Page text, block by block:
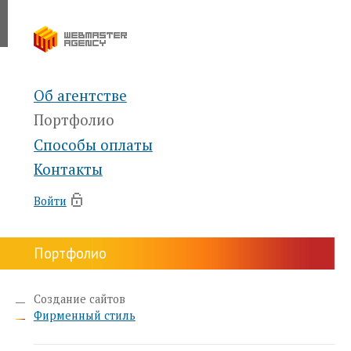
Об агентстве
Портфолио
Способы оплаты
Контакты
Войти
Портфолио
Создание сайтов
Фирменный стиль